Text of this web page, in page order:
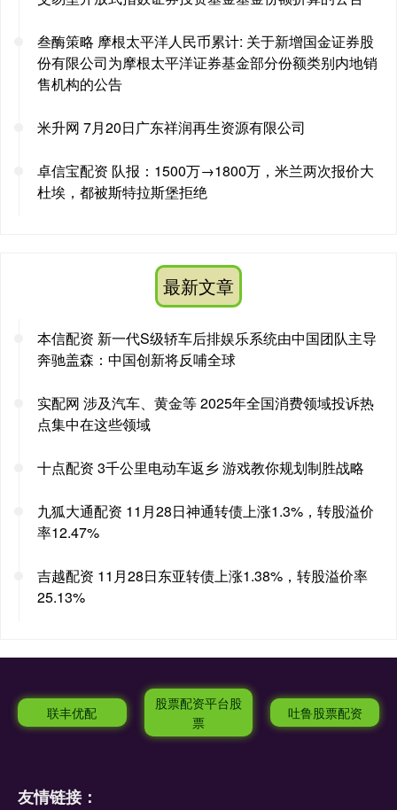
叁酶策略 摩根太平洋人民币累计: 关于新增国金证券股
份有限公司为摩根太平洋证券基金部分份额类别内地销
售机构的公告
米升网 7月20日广东祥润再生资源有限公司
卓信宝配资 队报：1500万→1800万，米兰两次报价大
杜埃，都被斯特拉斯堡拒绝
最新文章
本信配资 新一代S级轿车后排娱乐系统由中国团队主导
奔驰盖森：中国创新将反哺全球
实配网 涉及汽车、黄金等 2025年全国消费领域投诉热
点集中在这些领域
十点配资 3千公里电动车返乡 游戏教你规划制胜战略
九狐大通配资 11月28日神通转债上涨1.3%，转股溢价
率12.47%
吉越配资 11月28日东亚转债上涨1.38%，转股溢价率
25.13%
联丰优配
股票配资平台股
票
吐鲁股票配资
友情链接：